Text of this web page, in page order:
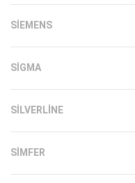
SIEMENS
SIGMA
SILVERLINE
SIMFER